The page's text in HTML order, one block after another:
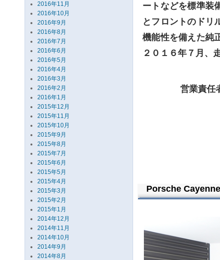
2016年11月
2016年10月
2016年9月
2016年8月
2016年7月
2016年6月
2016年5月
2016年4月
2016年3月
2016年2月
2016年1月
2015年12月
2015年11月
2015年10月
2015年9月
2015年8月
2015年7月
2015年6月
2015年5月
2015年4月
2015年3月
2015年2月
2015年1月
2014年12月
2014年11月
2014年10月
2014年9月
2014年8月
ートなどを標準装
とフロントのドリ
機能性を備えた純
２０１６年７月、
営業責任
Porsche